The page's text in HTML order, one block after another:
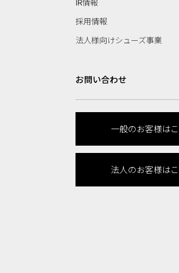
IR情報
採用情報
法人様向けシューズ事業
お問い合わせ
一般のお客様は
法人のお客様は